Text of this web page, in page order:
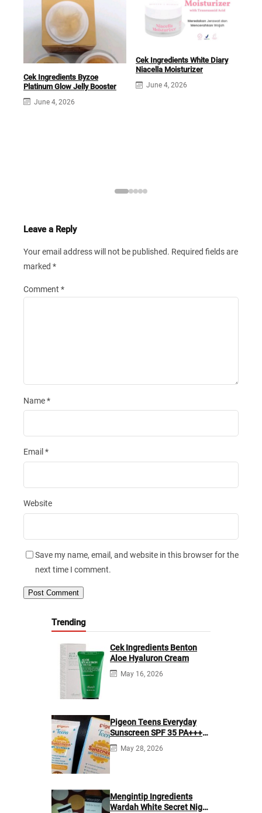
Cek Ingredients Byzoe
Platinum Glow Jelly Booster
June 4, 2026
Cek Ingredients White Diary
Niacella Moisturizer
June 4, 2026
Leave a Reply
Your email address will not be published. Required fields are
marked *
Comment *
Name*
Email *
Website
Save my name, email, and website in this browser for the
next time I comment.
Trending
Cek Ingredients Benton
Aloe Hyaluron Cream
May 16, 2026
Pigeon Teens Everyday
Sunscreen SPF 35 PA+++
Ingredients
May 28, 2026
Mengintip Ingredients
Wardah White Secret Night